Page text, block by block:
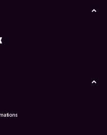
- 2026